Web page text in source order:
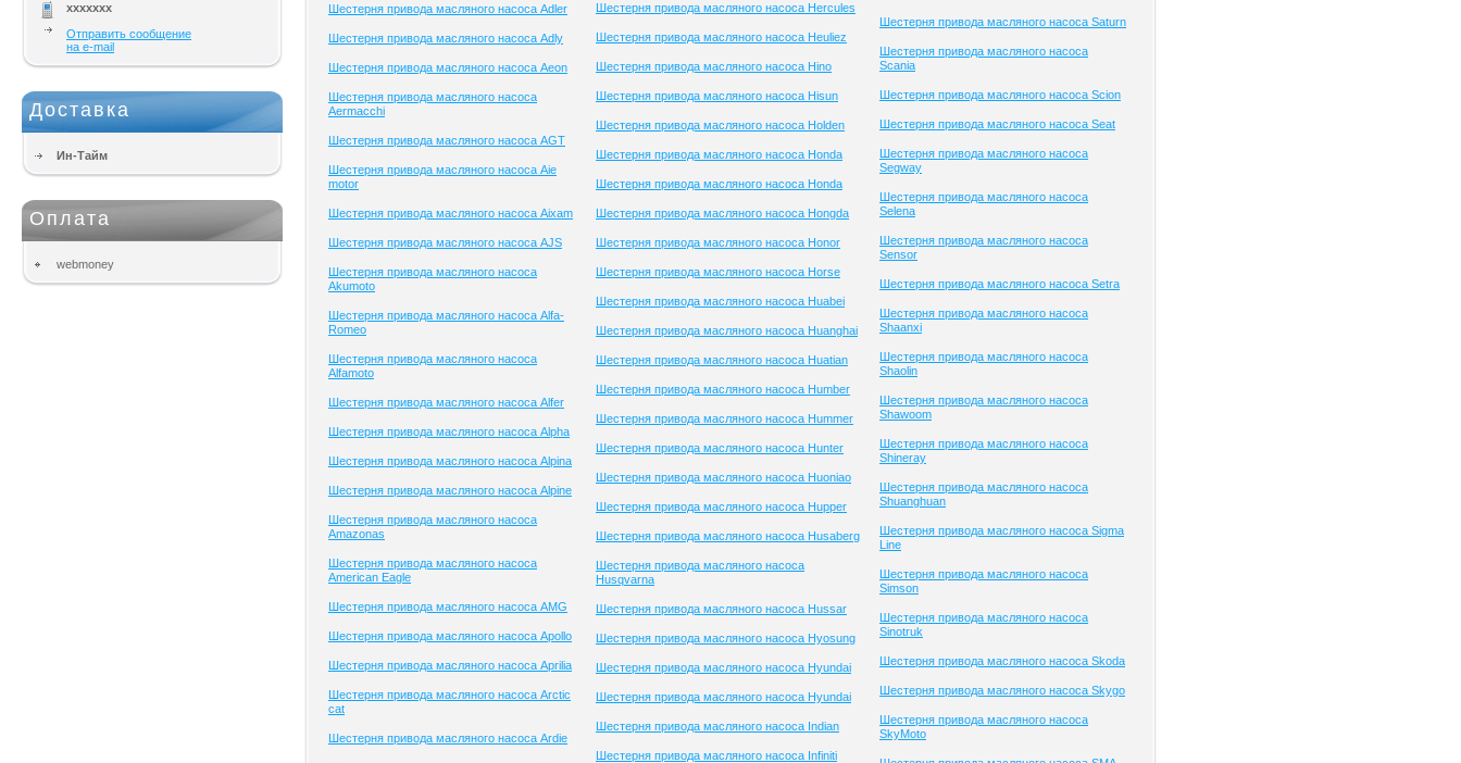
xxxxxxx
Отправить сообщение
на e-mail
Доставка
Ин-Тайм
Оплата
webmoney
Шестерня привода масляного насоса Adler
Шестерня привода масляного насоса Adly
Шестерня привода масляного насоса Aeon
Шестерня привода масляного насоса
Aermacchi
Шестерня привода масляного насоса AGT
Шестерня привода масляного насоса Aie
motor
Шестерня привода масляного насоса Aixam
Шестерня привода масляного насоса AJS
Шестерня привода масляного насоса
Akumoto
Шестерня привода масляного насоса Alfa-
Romeo
Шестерня привода масляного насоса
Alfamoto
Шестерня привода масляного насоса Alfer
Шестерня привода масляного насоса Alpha
Шестерня привода масляного насоса Alpina
Шестерня привода масляного насоса Alpine
Шестерня привода масляного насоса
Amazonas
Шестерня привода масляного насоса
American Eagle
Шестерня привода масляного насоса AMG
Шестерня привода масляного насоса Apollo
Шестерня привода масляного насоса Aprilia
Шестерня привода масляного насоса Arctic
cat
Шестерня привода масляного насоса Ardie
Шестерня привода масляного насоса Hercules
Шестерня привода масляного насоса Heuliez
Шестерня привода масляного насоса Hino
Шестерня привода масляного насоса Hisun
Шестерня привода масляного насоса Holden
Шестерня привода масляного насоса Honda
Шестерня привода масляного насоса Honda
Шестерня привода масляного насоса Hongda
Шестерня привода масляного насоса Honor
Шестерня привода масляного насоса Horse
Шестерня привода масляного насоса Huabei
Шестерня привода масляного насоса Huanghai
Шестерня привода масляного насоса Huatian
Шестерня привода масляного насоса Humber
Шестерня привода масляного насоса Hummer
Шестерня привода масляного насоса Hunter
Шестерня привода масляного насоса Huoniao
Шестерня привода масляного насоса Hupper
Шестерня привода масляного насоса Husaberg
Шестерня привода масляного насоса
Husqvarna
Шестерня привода масляного насоса Hussar
Шестерня привода масляного насоса Hyosung
Шестерня привода масляного насоса Hyundai
Шестерня привода масляного насоса Hyundai
Шестерня привода масляного насоса Indian
Шестерня привода масляного насоса Infiniti
Шестерня привода масляного насоса Saturn
Шестерня привода масляного насоса
Scania
Шестерня привода масляного насоса Scion
Шестерня привода масляного насоса Seat
Шестерня привода масляного насоса
Segway
Шестерня привода масляного насоса
Selena
Шестерня привода масляного насоса
Sensor
Шестерня привода масляного насоса Setra
Шестерня привода масляного насоса
Shaanxi
Шестерня привода масляного насоса
Shaolin
Шестерня привода масляного насоса
Shawoom
Шестерня привода масляного насоса
Shineray
Шестерня привода масляного насоса
Shuanghuan
Шестерня привода масляного насоса Sigma
Line
Шестерня привода масляного насоса
Simson
Шестерня привода масляного насоса
Sinotruk
Шестерня привода масляного насоса Skoda
Шестерня привода масляного насоса Skygo
Шестерня привода масляного насоса
SkyMoto